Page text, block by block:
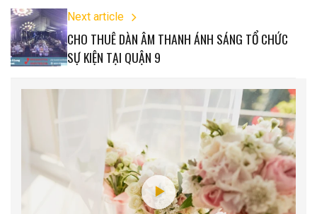
Next article
CHO THUÊ DÀN ÂM THANH ÁNH SÁNG TỔ CHỨC
SỰ KIỆN TẠI QUẬN 9